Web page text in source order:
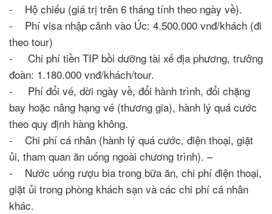
- Hộ chiếu (giá trị trên 6 tháng tính theo ngày về).
- Phí visa nhập cảnh vào Úc: 4.500.000 vnđ/khách (đi
theo tour)
- Chi phí tiền TIP bồi dưỡng tài xế địa phương, trưởng
đoàn: 1.180.000 vnđ/khách/tour.
- Phí đổi vé, dời ngày về, đổi hành trình, đổi chặng
bay hoặc nâng hạng vé (thương gia), hành lý quá cước
theo quy định hàng không.
- Chi phí cá nhân (hành lý quá cước, điện thoại, giặt
ủi, tham quan ăn uống ngoài chương trình). –
- Nước uống rượu bia trong bữa ăn, chi phí điện thoại,
giặt ủi trong phòng khách sạn và các chi phí cá nhân
khác.